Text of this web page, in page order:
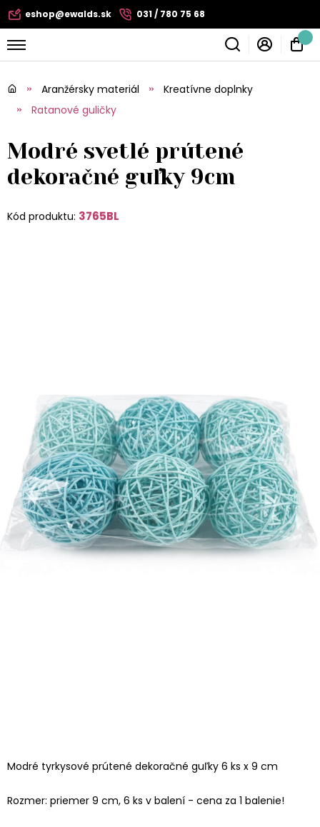
eshop@ewalds.sk 031 / 780 75 68
Aranžérsky materiál
Kreatívne doplnky
Ratanové guličky
Modré svetlé prútené
dekoračné guľky 9cm
Kód produktu: 3765BL
Modré tyrkysové prútené dekoračné guľky 6 ks x 9 cm
Rozmer: priemer 9 cm, 6 ks v balení - cena za 1 balenie!